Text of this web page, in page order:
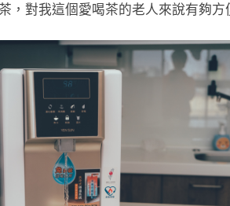
，對我這個愛喝茶的老人來說有夠方